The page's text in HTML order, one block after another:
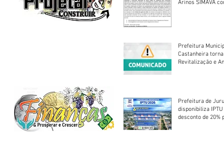
Arinos SIMAVA convoca à
Prefeitura
Castanheira
Revitalização e
Prefeitura de
disponibiliza
desconto de 20%